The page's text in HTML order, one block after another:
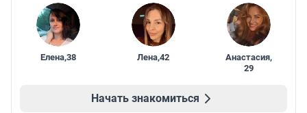
Елена,38 Лена,42 Анастасия,
29
Начать знакомиться